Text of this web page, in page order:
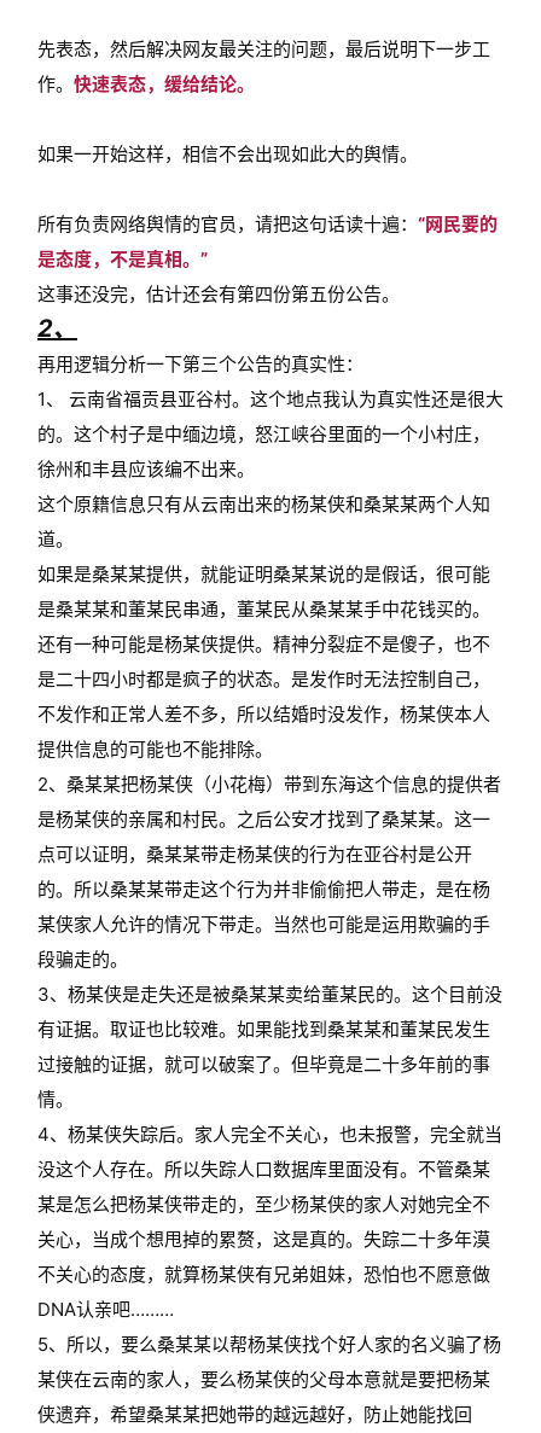
先表态，然后解决网友最关注的问题，最后说明下一步工
作。 快速表态，缓给结论。
如果一开始这样，相信不会出现如此大的舆情。
所有负责网络舆情的官员，请把这句话读十遍： “网民要的
是态度，不是真相。”
这事还没完，估计还会有第四份第五份公告。
2、
再用逻辑分析一下第三个公告的真实性：
1、 云南省福贡县亚谷村。这个地点我认为真实性还是很大
的。这个村子是中缅边境，怒江峡谷里面的一个小村庄，
徐州和丰县应该编不出来。
这个原籍信息只有从云南出来的杨某侠和桑某某两个人知
道。
如果是桑某某提供，就能证明桑某某说的是假话，很可能
是桑某某和董某民串通，董某民从桑某某手中花钱买的。
还有一种可能是杨某侠提供。精神分裂症不是傻子，也不
是二十四小时都是疯子的状态。是发作时无法控制自己，
不发作和正常人差不多，所以结婚时没发作，杨某侠本人
提供信息的可能也不能排除。
2、桑某某把杨某侠（小花梅）带到东海这个信息的提供者
是杨某侠的亲属和村民。之后公安才找到了桑某某。这一
点可以证明，桑某某带走杨某侠的行为在亚谷村是公开
的。所以桑某某带走这个行为并非偷偷把人带走，是在杨
某侠家人允许的情况下带走。当然也可能是运用欺骗的手
段骗走的。
3、杨某侠是走失还是被桑某某卖给董某民的。这个目前没
有证据。取证也比较难。如果能找到桑某某和董某民发生
过接触的证据，就可以破案了。但毕竟是二十多年前的事
情。
4、杨某侠失踪后。家人完全不关心，也未报警，完全就当
没这个人存在。所以失踪人口数据库里面没有。不管桑某
某是怎么把杨某侠带走的，至少杨某侠的家人对她完全不
关心，当成个想甩掉的累赘，这是真的。失踪二十多年漠
不关心的态度，就算杨某侠有兄弟姐妹，恐怕也不愿意做
DNA认亲吧………
5、所以，要么桑某某以帮杨某侠找个好人家的名义骗了杨
某侠在云南的家人，要么杨某侠的父母本意就是要把杨某
侠遗弃，希望桑某某把她带的越远越好，防止她能找回